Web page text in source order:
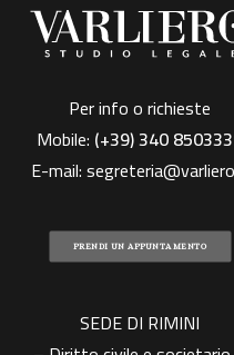
Per info o richieste
Mobile: (+39)340
E-mail:
PRENDI UN APPUNTAMENTO
SEDE DI RIMINI